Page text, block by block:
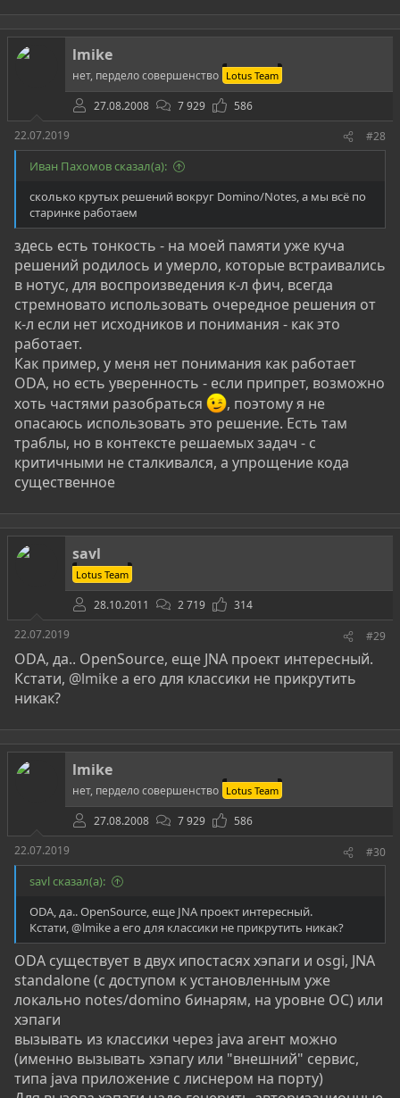
lmike
нет, пердело совершенство Lotus Team
27.08.2008 7 929
586
22.07.2019
#28
Иван Пахомов сказал(а):
сколько крутых решений вокруг Domino/Notes, а мы всё по
старинке работаем
здесь есть тонкость - на моей памяти уже куча
решений родилось и умерло, которые встраивались
в нотус, для воспроизведения к-л фич, всегда
стремновато использовать очередное решения от
к-л если нет исходников и понимания - как это
работает.
Как пример, у меня нет понимания как работает
ODA, но есть уверенность - если припрет, возможно
хоть частями разобраться
, поэтому я не
опасаюсь использовать это решение. Есть там
траблы, но в контексте решаемых задач - с
критичными не сталкивался, а упрощение кода
существенное
savl
Lotus Team
28.10.2011 2 719
314
22.07.2019
#29
ODA, да.. OpenSource, еще JNA проект интересный.
Кстати, @lmikeа его для классики не прикрутить
никак?
lmike
нет, пердело совершенство Lotus Team
27.08.2008 7 929
586
22.07.2019
#30
savl сказал(а):
ODA, да.. OpenSource, еще JNA проект интересный.
Кстати,@lmikeа его для классики не прикрутить никак?
ODA существует в двух ипостасях хэпаги и osgi, JNA
standalone (с доступом к установленным уже
локально notes/domino бинарям, на уровне ОС) или
хэпаги
вызывать из классики через java агент можно
(именно вызывать хэпагу или "внешний" сервис,
типа java приложение с лиснером на порту)